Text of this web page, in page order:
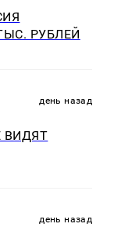
РУБЛЕЙ
день назад
ВИДЯТ
день назад